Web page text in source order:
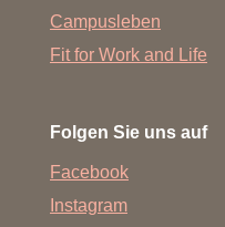
Campusleben
Fit for Work and Life
Folgen Sie uns auf
Facebook
Instagram